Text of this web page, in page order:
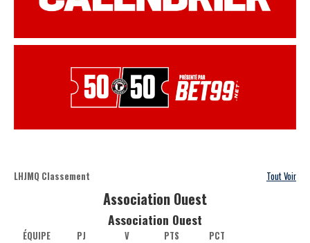
LHJMQ Classement Tout Voir
Association Ouest
Association Ouest
ÉQUIPE PJ V PTS
PCT